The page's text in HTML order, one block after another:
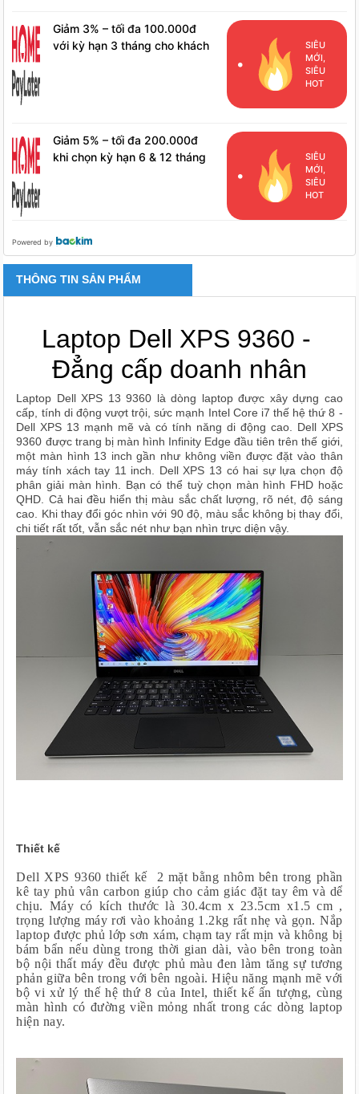
Giảm 3% – tối đa 100.000đ
với kỳ hạn 3 tháng cho khách
SIÊU
MỚI,
SIÊU
HOT
Giảm 5% – tối đa 200.000đ
khi chọn kỳ hạn 6 & 12 tháng
SIÊU
MỚI,
SIÊU
HOT
Powered by
THÔNG TIN SẢN PHẨM
Laptop Dell XPS 9360 -
Đẳng cấp doanh nhân
Laptop Dell XPS 13 9360 là dòng laptop được xây dựng cao
cấp, tính di động vượt trội, sức mạnh Intel Core i7 thế hệ thứ 8 -
Dell XPS 13 mạnh mẽ và có tính năng di động cao. Dell XPS
9360 được trang bị màn hình Infinity Edge đầu tiên trên thế giới,
một màn hình 13 inch gần như không viền được đặt vào thân
máy tính xách tay 11 inch. Dell XPS 13 có hai sự lựa chọn độ
phân giải màn hình. Bạn có thể tuỳ chọn màn hình FHD hoặc
QHD. Cả hai đều hiển thị màu sắc chất lượng, rõ nét, độ sáng
cao. Khi thay đổi góc nhìn với 90 độ, màu sắc không bị thay đổi,
chi tiết rất tốt, vẫn sắc nét như bạn nhìn trực diện vậy.
Thiết kế
Dell XPS 9360 thiết kế 2 mặt bằng nhôm bên trong phần
kê tay phủ vân carbon giúp cho cảm giác đặt tay êm và dể
chịu. Máy có kích thước là 30.4cm x 23.5cm x1.5 cm ,
trọng lượng máy rơi vào khoảng 1.2kg rất nhẹ và gọn. Nắp
laptop được phủ lớp sơn xám, chạm tay rất mịn và không bị
bám bẩn nếu dùng trong thời gian dài, vào bên trong toàn
bộ nội thất máy đều được phủ màu đen làm tăng sự tương
phản giữa bên trong với bên ngoài. Hiệu năng mạnh mẽ với
bộ vi xử lý thế hệ thứ 8 của Intel, thiết kế ấn tượng, cùng
màn hình có đường viền mỏng nhất trong các dòng laptop
hiện nay.